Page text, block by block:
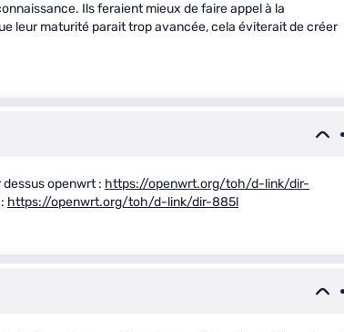
Ils feraient mieux de faire appel à la
leur maturité parait trop avancée, cela éviterait de créer
openwrt : https://openwrt.org/toh/d-link/dir-
https://openwrt.org/toh/d-link/dir-885l